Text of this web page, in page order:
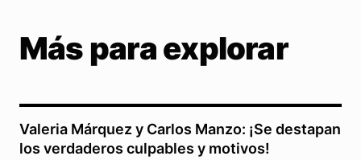
Más para explorar
Valeria Márquez y Carlos Manzo: ¡Se destapan
los verdaderos culpables y motivos!